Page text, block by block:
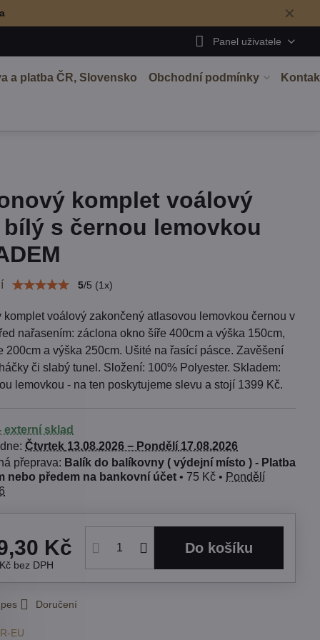
✕
Panel uživatele
a platba ČR, Slovensko Obchodní podmínky
komplet voálový
bílý s černou lemovkou
5/5 (1x)
komplet voálový zakončený atlasovou lemovkou černou v
nařasením: záclona okno šíře 400cm a výška 150cm,
200cm a výška 250cm. Ušité na řasící pásce. Zavěšení
či slabý tunel. Složení: 100% Polyester. Skladem:
lemovkou - na ten poskytujeme slevu a stojí 1399 Kč.
externí sklad
dne:Čtvrtek 13.08.2026 − Pondělí 17.08.2026
Balík do balíkovny ( výdejní místo ) - Platba
nebo předem na bankovní účet• 75 Kč • Pondělí
Kč
bez DPH
Do košíku
pes Doručení
EU